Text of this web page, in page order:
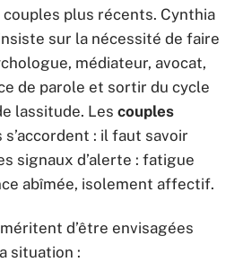
plus récents. Cynthia
sur la nécessité de faire
médiateur, avocat,
de parole et sortir du cycle
lassitude. Les couples
: il faut savoir
signaux d’alerte : fatigue
abîmée, isolement affectif.
d’être envisagées
situation :